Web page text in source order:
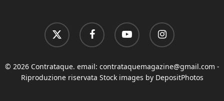
x-
twitter
facebook youtube instagram
© 2026 Contrataque. email: contrataquemagazine@gmail.com -
Riproduzione riservata Stock images by DepositPhotos